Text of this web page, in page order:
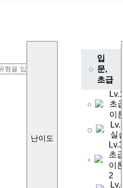
난이도
입
문,
초급
Lv.1
초급
이론
Lv.2
실습
Lv.3
초급
이론
2
Lv.4